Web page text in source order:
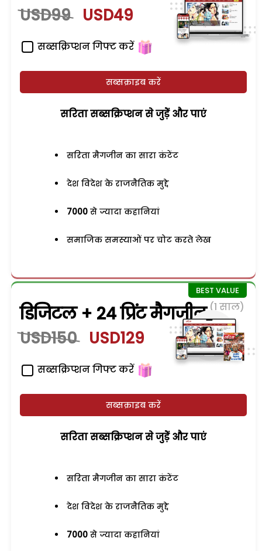
USD99 USD49
सब्सक्रिप्शन गिफ्ट करें
सब्सक्राइब करें
सरिता सब्सक्रिप्शन से जुड़ेें और पाएं
सरिता मैगजीन का सारा कंटेंट
देश विदेश के राजनैतिक मुद्दे
7000 से ज्यादा कहानियां
समाजिक समस्याओं पर चोट करते लेख
डिजिटल + 24 प्रिंट मैगजीन (1 साल)
USD150 USD129
सब्सक्रिप्शन गिफ्ट करें
सब्सक्राइब करें
सरिता सब्सक्रिप्शन से जुड़ेें और पाएं
सरिता मैगजीन का सारा कंटेंट
देश विदेश के राजनैतिक मुद्दे
7000 से ज्यादा कहानियां